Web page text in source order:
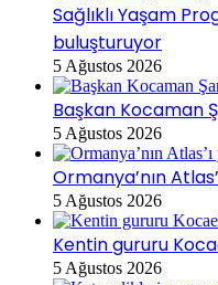
Sağlıklı Yaşam
buluşturuyor
5 Ağustos 2026
Başkan Kocaman
5 Ağustos 2026
Ormanya’nın
5 Ağustos 2026
Kentin gururu
5 Ağustos 2026